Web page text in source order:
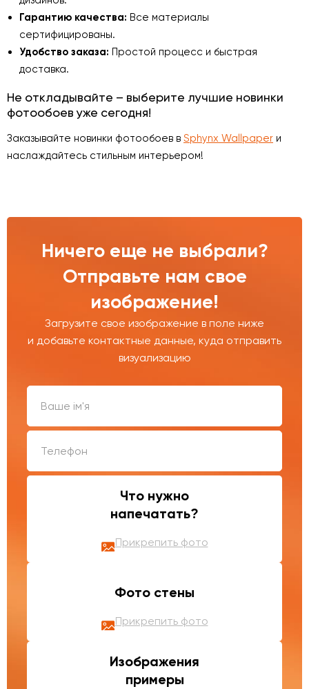
Гарантию качества: Все материалы
сертифицированы.
Удобство заказа: Простой процесс и быстрая
доставка.
Не откладывайте – выберите лучшие новинки
фотообоев уже сегодня!
Заказывайте новинки фотообоев в Sphynx Wallpaper и
наслаждайтесь стильным интерьером!
Ничего еще не выбрали?
Отправьте нам свое
изображение!
Загрузите свое изображение в поле ниже
и добавьте контактные данные, куда отправить
визуализацию
Что нужно
напечатать?
Прикрепить фото
Фото стены
Прикрепить фото
Изображения
примеры